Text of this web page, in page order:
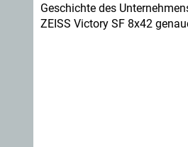
Geschichte des
ZEISS Victory SF 8x42